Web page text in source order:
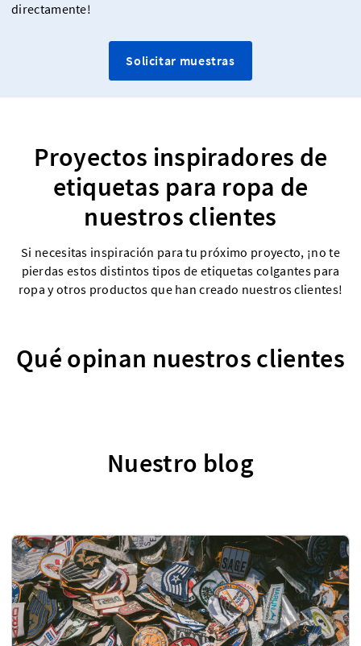
directamente!
Solicitar muestras
Proyectos inspiradores de
etiquetas para ropa de
nuestros clientes
Si necesitas inspiración para tu próximo proyecto, ¡no te
pierdas estos distintos tipos de etiquetas colgantes para
ropa y otros productos que han creado nuestros clientes!
Qué opinan nuestros clientes
Nuestro blog